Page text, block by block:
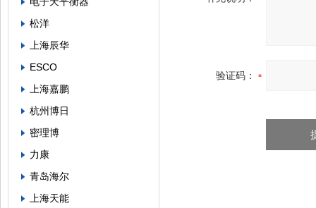
松洋
上海辰华
ESCO
上海嘉鹏
杭州博日
密理博
力康
青岛海尔
上海天能
验证码：